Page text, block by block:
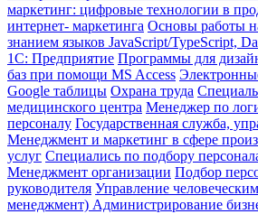
маркетинг: цифровые технологии в
интернет- маркетинга Основы работы
знанием языков JavaScript/TypeScript,
1С: Предприятие Программы для
баз при помощи MS Access
Google таблицы Охрана труда
медицинского центра Менеджер по
персоналу Государственная служба,
Менеджмент и маркетинг в сфере
услуг Специались по подбору
Менеджмент организации Подбор
руководителя Управление
менеджмент) Администрирование